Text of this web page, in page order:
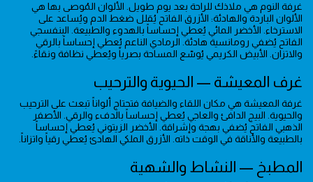
غرفة النوم هي ملاذك للراحة بعد يوم طويل. الألوان المُوصى بها هي
الألوان الباردة والهادئة: الأزرق الفاتح يُقلل ضغط الدم ويُساعد على
الاسترخاء. الأخضر المائي يُعطي إحساساً بالهدوء والطبيعة. البنفسجي
الفاتح يُضفي رومانسية هادئة. الرمادي الناعم يُعطي إحساساً بالرقي
والاتزان. الأبيض الكريمي يُوسّع المساحة بصرياً ويُعطي نظافة ونقاءً.
غرف المعيشة — الحيوية والترحيب
غرفة المعيشة هي مكان اللقاء والضيافة فتحتاج ألواناً تبعث على الترحيب
والحيوية. البيج الدافئ والعاجي يُعطي إحساساً بالدفء والرقي. الأصفر
الذهبي الفاتح يُضفي بهجة وإشراقة. الأخضر الزيتوني يُعطي إحساساً
بالطبيعة والأناقة في الوقت ذاته. الأزرق الملكي الهادئ يُعطي رقياً واتزاناً.
المطبخ — النشاط والشهية